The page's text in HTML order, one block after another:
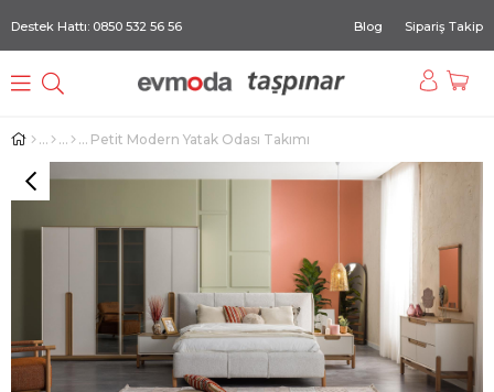
Destek Hattı: 0850 532 56 56 Blog Sipariş Takip
Petit Modern Yatak Odası Takımı